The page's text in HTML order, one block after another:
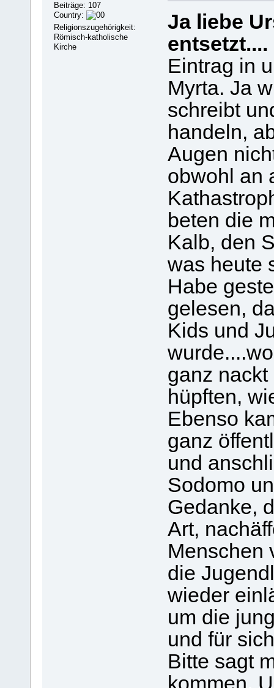
Beiträge: 107
Country:
Religionszugehörigkeit:
Römisch-katholische
Kirche
Ja liebe
entsetzt....
Eintrag in
Myrta. Ja
schreibt
handeln,
Augen
obwohl an
beten die
Kalb, den
was heute
Habe
gelesen,
Kids und
ganz
hüpften,
Ebenso
ganz
und
Sodomo
Gedanke,
Art,
Menschen
die
wieder
um die
und für
Bitte sagt